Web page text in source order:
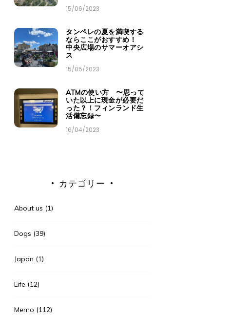
15/06/2023
タンペレの夏を満喫する
ならここがおすすめ！
中央広場のサマーオアシ
ス
15/05/2023
ATMの使い方 〜思って
いた以上に現金が必要だ
った？！フィンランド生
活備忘録〜
16/04/2023
カテゴリー
About us (1)
Dogs (39)
Japan (1)
Life (12)
Memo (112)